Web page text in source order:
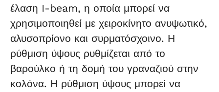
έλαση I-beam, η οποία μπορεί να
χρησιμοποιηθεί με χειροκίνητο ανυψωτικό,
αλυσοπρίονο και συρματόσχοινο. Η
ρύθμιση ύψους ρυθμίζεται από το
βαρούλκο ή τη δομή του γραναζιού στην
κολόνα. Η ρύθμιση ύψους μπορεί να